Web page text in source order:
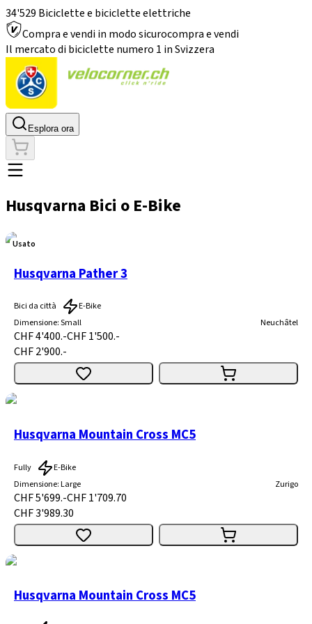
34'529 Biciclette e biciclette elettriche
Compra e vendi in modo sicurocompra e vendi
Il mercato di biciclette numero 1 in Svizzera
Esplora ora
Husqvarna Bici o E-Bike
Usato
Husqvarna Pather 3
Bici da città
E-Bike
Dimensione:Small Neuchâtel
CHF 4'400.-CHF 1'500.-
CHF 2'900.-
Husqvarna Mountain Cross MC5
Fully
E-Bike
Dimensione:Large Zurigo
CHF 5'699.-CHF 1'709.70
CHF 3'989.30
Husqvarna Mountain Cross MC5